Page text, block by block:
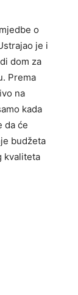
o
je i
dom za
Prema
na
kada
da će
budžeta
kvaliteta